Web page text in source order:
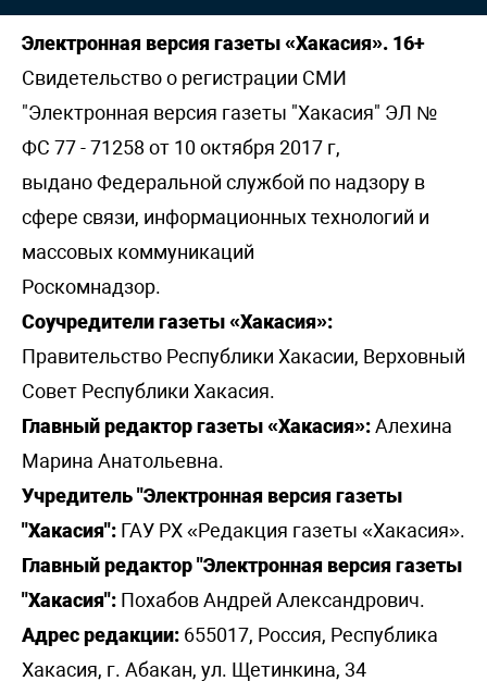
Электронная версия газеты «Хакасия». 16+
Свидетельство о регистрации СМИ
"Электронная версия газеты "Хакасия" ЭЛ №
ФС 77 - 71258 от 10 октября 2017 г,
выдано Федеральной службой по надзору в
сфере связи, информационных технологий и
массовых коммуникаций
Роскомнадзор.
Соучредители газеты «Хакасия»:
Правительство Республики Хакасии, Верховный
Совет Республики Хакасия.
Главный редактор газеты «Хакасия»:Алехина
Марина Анатольевна.
Учредитель "Электронная версия газеты
"Хакасия": ГАУ РХ «Редакция газеты «Хакасия».
Главный редактор "Электронная версия газеты
"Хакасия": Похабов Андрей Александрович.
Адрес редакции: 655017, Россия, Республика
Хакасия, г. Абакан, ул. Щетинкина, 34